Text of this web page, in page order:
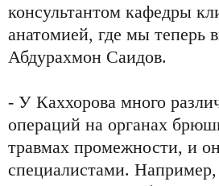
консультантом кафедры
анатомией, где мы теперь
Абдурахмон Саидов.
- У Каххорова много
операций на органах
травмах промежности, и
специалистами.